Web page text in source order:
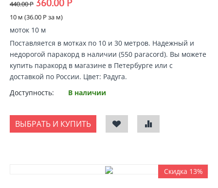
440.00Р 360.00 Р
10 м (36.00 Р за м)
моток 10 м
Поставляется в мотках по 10 и 30 метров. Надежный и
недорогой паракорд в наличии (550 paracord). Вы можете
купить паракорд в магазине в Петербурге или с
доставкой по России. Цвет: Радуга.
Доступность:
В наличии
ВЫБРАТЬ И КУПИТЬ
Скидка 13%